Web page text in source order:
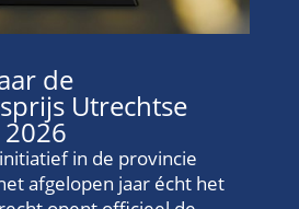
de
Utrechtse
in de provincie
afgelopen jaar écht het